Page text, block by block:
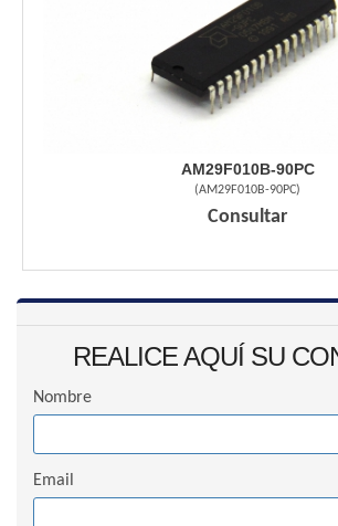
AM29F010B-90PC
(AM29F010B-90PC)
Consultar
REALICE AQUÍ SU
Nombre
Email